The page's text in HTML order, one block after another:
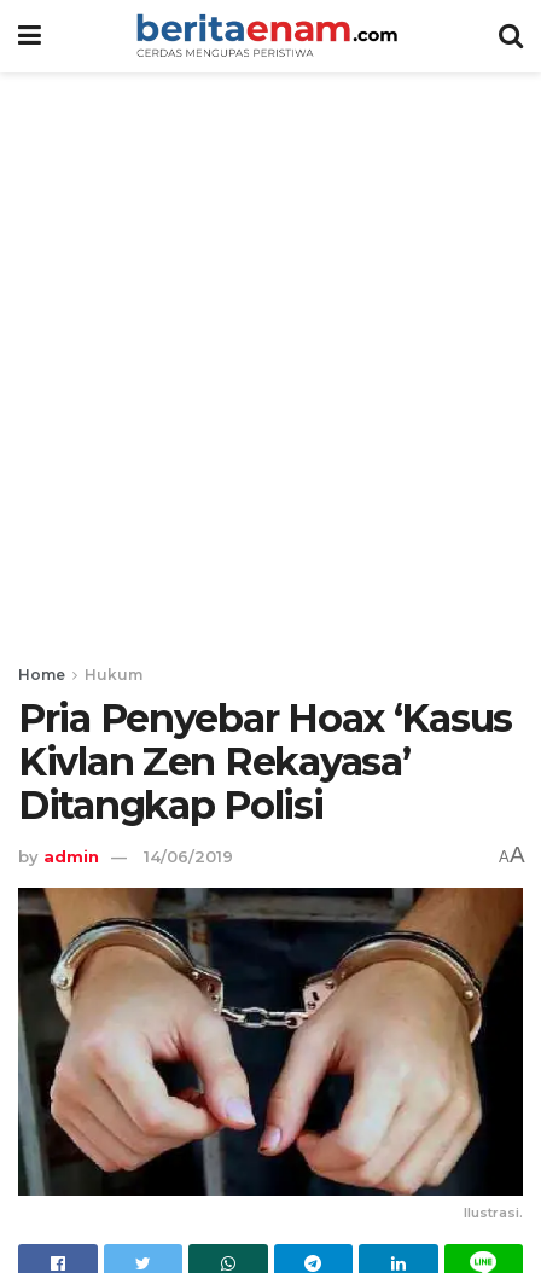
Home Hukum
Pria Penyebar Hoax ‘Kasus
Kivlan Zen Rekayasa’
Ditangkap Polisi
by admin 14/06/2019 AA
Ilustrasi.